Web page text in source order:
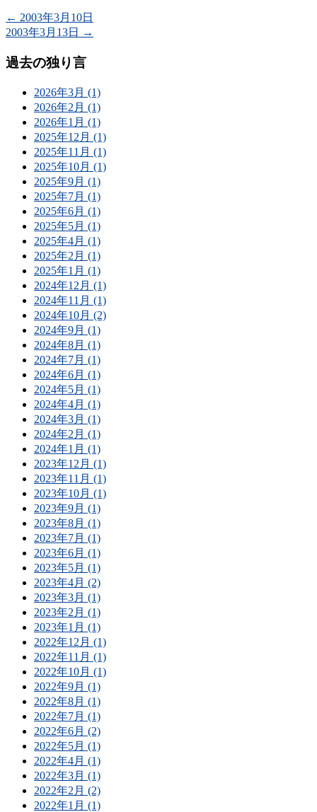
← 2003年3月10日
2003年3月13日
→
過去の独り言
2026年3月 (1)
2026年2月 (1)
2026年1月 (1)
2025年12月 (1)
2025年11月 (1)
2025年10月 (1)
2025年9月 (1)
2025年7月 (1)
2025年6月 (1)
2025年5月 (1)
2025年4月 (1)
2025年2月 (1)
2025年1月 (1)
2024年12月 (1)
2024年11月 (1)
2024年10月 (2)
2024年9月 (1)
2024年8月 (1)
2024年7月 (1)
2024年6月 (1)
2024年5月 (1)
2024年4月 (1)
2024年3月 (1)
2024年2月 (1)
2024年1月 (1)
2023年12月 (1)
2023年11月 (1)
2023年10月 (1)
2023年9月 (1)
2023年8月 (1)
2023年7月 (1)
2023年6月 (1)
2023年5月 (1)
2023年4月 (2)
2023年3月 (1)
2023年2月 (1)
2023年1月 (1)
2022年12月 (1)
2022年11月 (1)
2022年10月 (1)
2022年9月 (1)
2022年8月 (1)
2022年7月 (1)
2022年6月 (2)
2022年5月 (1)
2022年4月 (1)
2022年3月 (1)
2022年2月 (2)
2022年1月 (1)